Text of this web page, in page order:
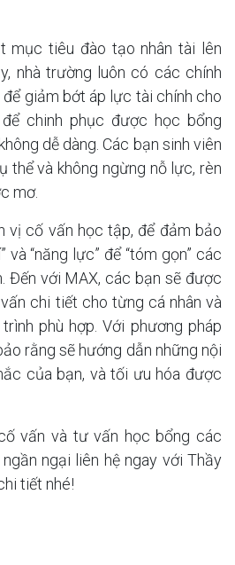
mục tiêu đào tạo nhân tài lên
nhà trường luôn có các chính
giảm bớt áp lực tài chính cho
để chinh phục được học bổng
dễ dàng. Các bạn sinh viên
thể và không ngừng nỗ lực, rèn
mơ.
vị cố vấn học tập, để đảm bảo
và “năng lực” để “tóm gọn” các
Đến với MAX, các bạn sẽ được
chi tiết cho từng cá nhân và
phù hợp. Với phương pháp
rằng sẽ hướng dẫn những nội
của bạn, và tối ưu hóa được
vấn và tư vấn học bổng các
ngại liên hệ ngay với Thầy
tiết nhé!